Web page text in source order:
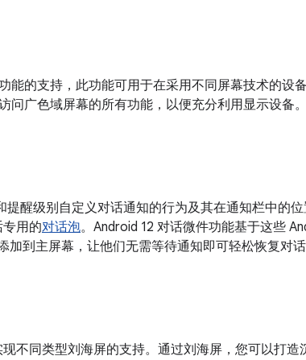
能的支持，此功能可用于在采用不同屏幕技术的设
问广色域屏幕的所有功能，以便充分利用显示设备。
提醒级别自定义对话通知的行为及其在通知栏中的
用的对话泡。Android 12 对话微件功能基于这些
到主屏幕，让他们无需等待通知即可轻松恢复对话
不同类型刘海屏的支持。通过刘海屏，您可以打